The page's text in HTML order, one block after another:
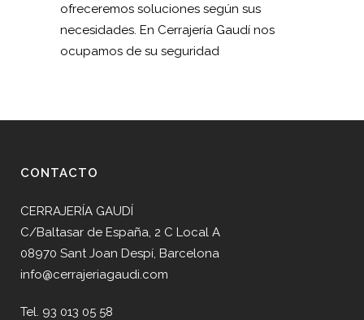
ofreceremos soluciones según sus
necesidades. En Cerrajería Gaudí nos
ocupamos de su seguridad
CONTACTO
CERRAJERÍA GAUDÍ
C/Baltasar de España, 2 C Local A
08970 Sant Joan Despí, Barcelona
info@cerrajeriagaudi.com
Tel. 93 013 05 58